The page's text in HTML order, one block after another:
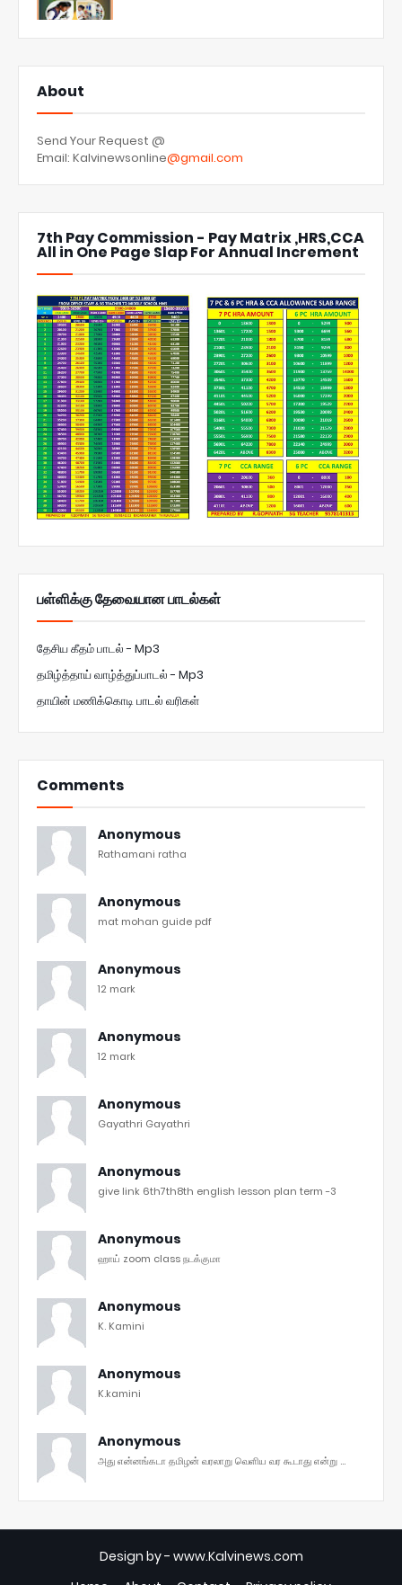
About
Send Your Request @
Email: Kalvinewsonline@gmail.com
7th Pay Commission - Pay Matrix ,HRS,CCA
All in One Page Slap For Annual Increment
பள்ளிக்கு தேவையான பாடல்கள்
தேசிய கீதம் பாடல் - Mp3
தமிழ்த்தாய் வாழ்த்துப்பாடல் - Mp3
தாயின் மணிக்கொடி பாடல் வரிகள்
Comments
Anonymous
Rathamani ratha
Anonymous
mat mohan guide pdf
Anonymous
12 mark
Anonymous
12 mark
Anonymous
Gayathri Gayathri
Anonymous
give link 6th7th8th english lesson plan term -3
Anonymous
ஹாய் zoom class நடக்குமா
Anonymous
K. Kamini
Anonymous
K.kamini
Anonymous
அது என்னங்கடா தமிழன் வரலாறு வெளிய வர கூடாது என்று ...
Design by - www.Kalvinews.com